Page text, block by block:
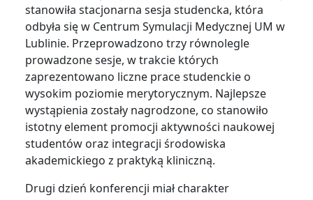
stanowiła stacjonarna sesja studencka, która
odbyła się w Centrum Symulacji Medycznej UM w
Lublinie. Przeprowadzono trzy równolegle
prowadzone sesje, w trakcie których
zaprezentowano liczne prace studenckie o
wysokim poziomie merytorycznym. Najlepsze
wystąpienia zostały nagrodzone, co stanowiło
istotny element promocji aktywności naukowej
studentów oraz integracji środowiska
akademickiego z praktyką kliniczną.
Drugi dzień konferencji miał charakter